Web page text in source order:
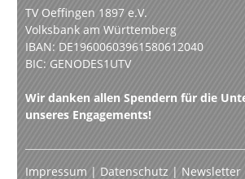
TV Oeffingen 1897 e.V.
Volksbank am Württemberg
IBAN: DE19600603961580612040
BIC: GENODES1UTV
Wir danken allen Spendern für die
unseres Engagements!
Impressum | Datenschutz | Newsletter